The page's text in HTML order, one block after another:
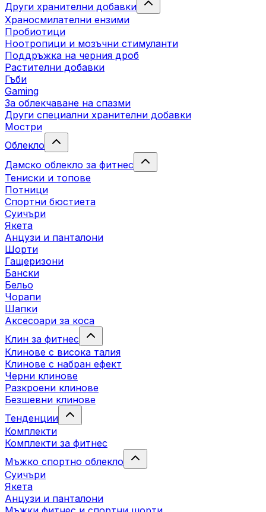
Други хранителни добавки
Храносмилателни ензими
Пробиотици
Ноотропици и мозъчни стимуланти
Поддръжка на черния дроб
Растителни добавки
Гъби
Gaming
За облекчаване на спазми
Други специални хранителни добавки
Мостри
Облекло
Дамско облекло за фитнес
Тениски и топове
Потници
Спортни бюстиета
Суичъри
Якета
Aнцузи и панталони
Шорти
Гащеризони
Бански
Бельо
Чорапи
Шапки
Аксесоари за коса
Клин за фитнес
Клинове с висока талия
Клинове с набран ефект
Черни клинове
Разкроени клинове
Безшевни клинове
Тенденции
Комплекти
Комплекти за фитнес
Мъжко спортно облекло
Суичъри
Якета
Aнцузи и панталони